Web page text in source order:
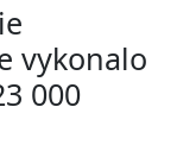
vykonalo
000